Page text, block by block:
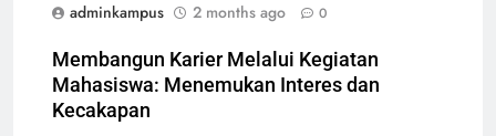
adminkampus
2 months ago 0
Membangun Karier Melalui Kegiatan
Mahasiswa: Menemukan Interes dan
Kecakapan